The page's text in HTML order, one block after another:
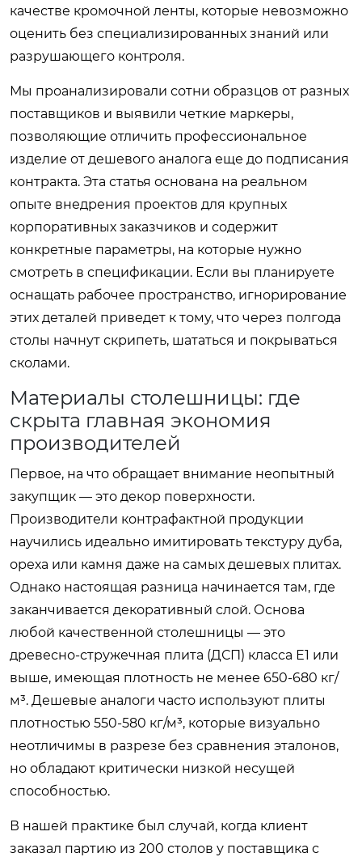
качестве кромочной ленты, которые невозможно
оценить без специализированных знаний или
разрушающего контроля.
Мы проанализировали сотни образцов от разных
поставщиков и выявили четкие маркеры,
позволяющие отличить профессиональное
изделие от дешевого аналога еще до подписания
контракта. Эта статья основана на реальном
опыте внедрения проектов для крупных
корпоративных заказчиков и содержит
конкретные параметры, на которые нужно
смотреть в спецификации. Если вы планируете
оснащать рабочее пространство, игнорирование
этих деталей приведет к тому, что через полгода
столы начнут скрипеть, шататься и покрываться
сколами.
Материалы столешницы: где
скрыта главная экономия
производителей
Первое, на что обращает внимание неопытный
закупщик — это декор поверхности.
Производители контрафактной продукции
научились идеально имитировать текстуру дуба,
ореха или камня даже на самых дешевых плитах.
Однако настоящая разница начинается там, где
заканчивается декоративный слой. Основа
любой качественной столешницы — это
древесно-стружечная плита (ДСП) класса Е1 или
выше, имеющая плотность не менее 650-680 кг/
м³. Дешевые аналоги часто используют плиты
плотностью 550-580 кг/м³, которые визуально
неотличимы в разрезе без сравнения эталонов,
но обладают критически низкой несущей
способностью.
В нашей практике был случай, когда клиент
заказал партию из 200 столов у поставщика с